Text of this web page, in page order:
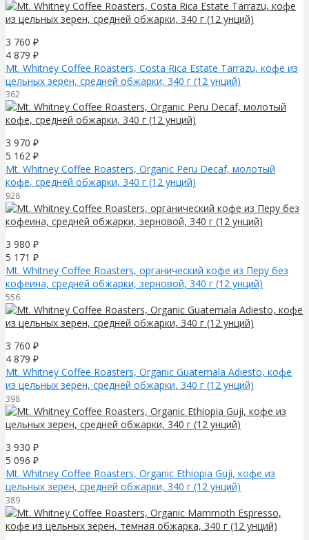
3 760 ₽
4 879 ₽
Mt. Whitney Coffee Roasters, Costa Rica Estate Tarrazu, кофе из
цельных зерен, средней обжарки, 340 г (12 унций)
362
3 970 ₽
5 162 ₽
Mt. Whitney Coffee Roasters, Organic Peru Decaf, молотый
кофе, средней обжарки, 340 г (12 унций)
928
3 980 ₽
5 171 ₽
Mt. Whitney Coffee Roasters, органический кофе из Перу без
кофеина, средней обжарки, зерновой, 340 г (12 унций)
556
3 760 ₽
4 879 ₽
Mt. Whitney Coffee Roasters, Organic Guatemala Adiesto, кофе
из цельных зерен, средней обжарки, 340 г (12 унций)
398
3 930 ₽
5 096 ₽
Mt. Whitney Coffee Roasters, Organic Ethiopia Guji, кофе из
цельных зерен, средней обжарки, 340 г (12 унций)
389